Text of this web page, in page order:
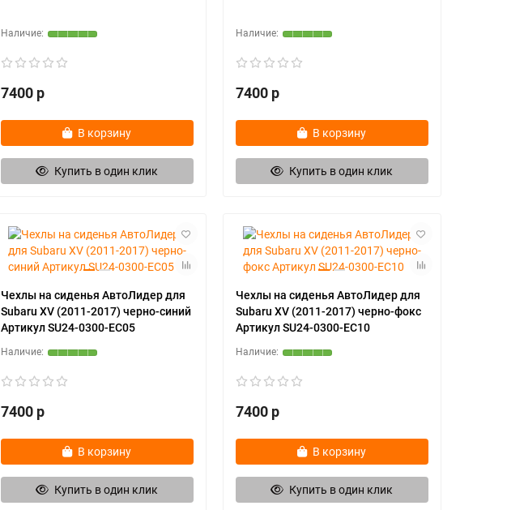
7400 р
В корзину
Купить в один клик
7400 р
В корзину
Купить в один клик
Чехлы на сиденья АвтоЛидер для
Subaru XV (2011-2017) черно-синий
Артикул SU24-0300-EC05
7400 р
В корзину
Купить в один клик
Чехлы на сиденья АвтоЛидер для
Subaru XV (2011-2017) черно-фокс
Артикул SU24-0300-EC10
7400 р
В корзину
Купить в один клик